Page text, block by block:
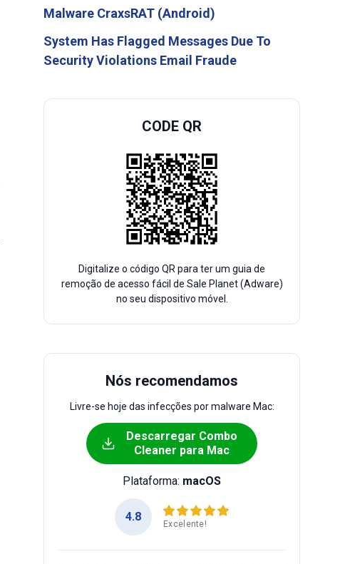
Malware CraxsRAT (Android)
System Has Flagged Messages Due To
Security Violations Email Fraude
CODE QR
Digitalize o código QR para ter um guia de
remoção de acesso fácil de Sale Planet (Adware)
no seu dispositivo móvel.
Nós recomendamos
Livre-se hoje das infecções por malware Mac:
Descarregar Combo
Cleaner para Mac
Plataforma: macOS
4.8
Excelente!